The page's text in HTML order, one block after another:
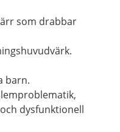
som drabbar
barn.
dysfunktionell